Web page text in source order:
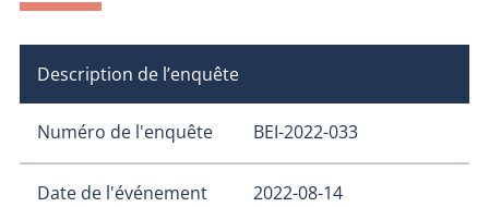
Description de l’enquête
Numéro de l'enquête BEI-2022-033
Date de l'événement 2022-08-14